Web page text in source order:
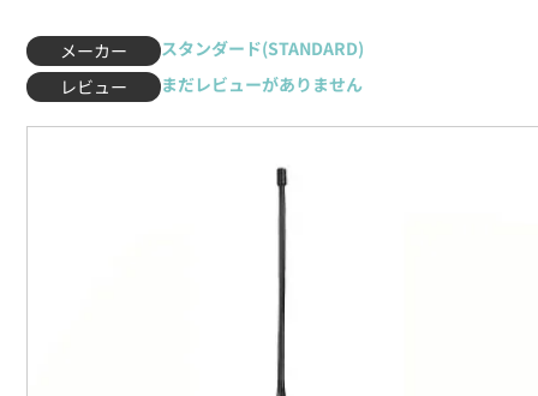
メーカー
スタンダード(STANDARD)
レビュー
まだレビューがありません